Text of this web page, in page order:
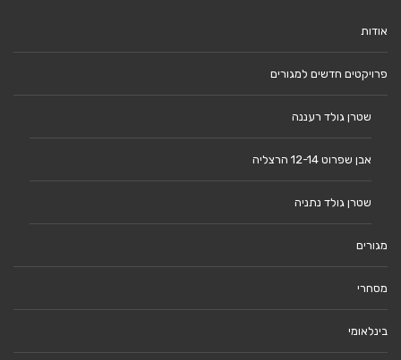
אודות
פרויקטים חדשים למגורים
שטרן גולד רעננה
אבן שפרוט 12-14 הרצליה
שטרן גולד נתניה
מגורים
מסחרי
בינלאומי